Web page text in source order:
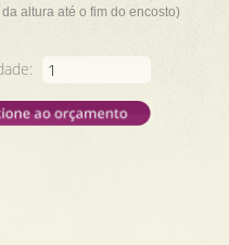
altura até o fim do encosto)